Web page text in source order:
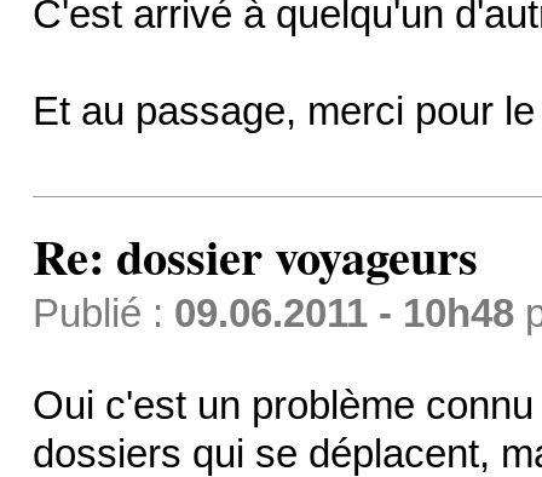
C'est arrivé à quelqu'un
Et au passage, merci pour
Re: dossier voyageurs
Publié : 09.06.2011 - 10h48
Oui c'est un problème
dossiers qui se déplacent,